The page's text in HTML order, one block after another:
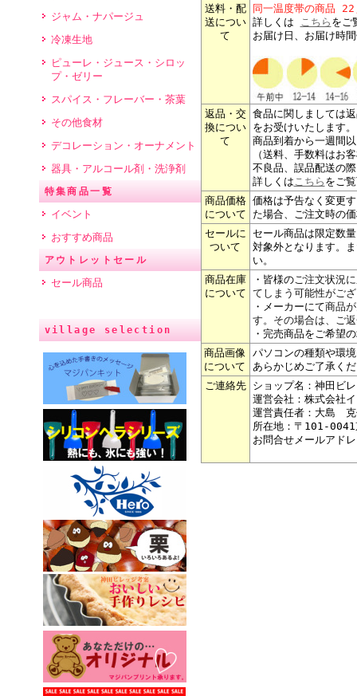
ジャム・ナパージュ
冷凍生地
ピューレ・ジュース・シロッ
プ・ゼリー
スパイス・フレーバー・茶葉
その他食材
デコレーション・オーナメント
器具・アルコール剤・洗浄剤
特集商品一覧
イベント
おすすめ商品
アウトレットセール
セール商品
village selection
送料・配
送につい
て
同一温度帯の商品
詳しくは こちら をご
お届け日、お届け時
返品・交
換につい
て
食品に関しましては
をお受けいたします。
商品到着から一週間
（送料、手数料はお
不良品、誤品配送の
詳しくはこちら をご
商品価格
について
価格は予告なく変更
た場合、ご注文時の
セールに
ついて
セール商品は限定数
対象外となります。
い。
商品在庫
について
・皆様のご注文状況
てしまう可能性がご
・メーカーにて商品
す。その場合は、ご
・完売商品をご希望
商品画像
について
パソコンの種類や環
あらかじめご了承く
ご連絡先
ショップ名：神田ビ
運営会社：株式会社
運営責任者：大島
所在地：〒101-
お問合せメールアド